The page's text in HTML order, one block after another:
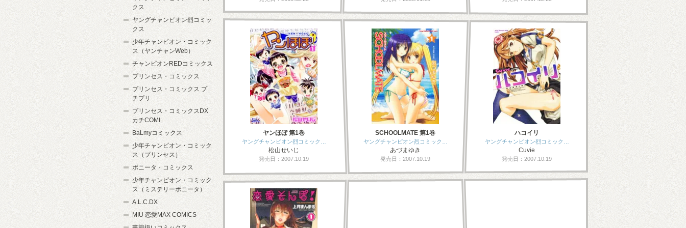
ヤンほぼ 第1巻
ヤングチャンピオン烈コミック…
松山せいじ
発売日：2007.10.19
SCHOOLMATE 第1巻
ヤングチャンピオン烈コミック…
あづまゆき
発売日：2007.10.19
ハコイリ
ヤングチャンピオン烈コミック…
Cuvie
発売日：2007.10.19
クス
ヤングチャンピオン烈コミッ
クス
少年チャンピオン・コミック
ス（ヤンチャンWeb）
チャンピオンREDコミックス
プリンセス・コミックス
プリンセス・コミックス プ
チプリ
プリンセス・コミックスDX
カチCOMI
BaLmyコミックス
少年チャンピオン・コミック
ス（プリンセス）
ボニータ・コミックス
少年チャンピオン・コミック
ス（ミステリーボニータ）
A.L.C.DX
MIU 恋愛MAX COMICS